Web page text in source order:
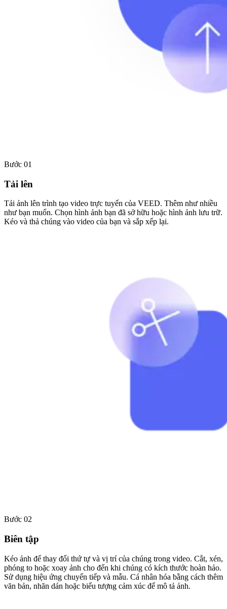
Bước 01
Tải lên
Tải ảnh lên trình tạo video trực tuyến của VEED. Thêm như nhiều
như bạn muốn. Chọn hình ảnh bạn đã sở hữu hoặc hình ảnh lưu trữ.
Kéo và thả chúng vào video của bạn và sắp xếp lại.
Bước 02
Biên tập
Kéo ảnh để thay đổi thứ tự và vị trí của chúng trong video. Cắt, xén,
phóng to hoặc xoay ảnh cho đến khi chúng có kích thước hoàn hảo.
Sử dụng hiệu ứng chuyển tiếp và mẫu. Cá nhân hóa bằng cách thêm
văn bản, nhãn dán hoặc biểu tượng cảm xúc để mô tả ảnh.